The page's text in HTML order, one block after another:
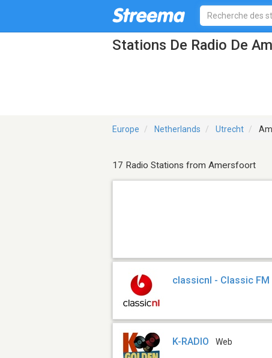
Stations De Radio De
Europe Netherlands Utrecht
17 Radio Stations from Amersfoort
classicnl - Classic FM
K-RADIO Web